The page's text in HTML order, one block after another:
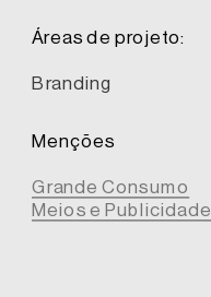
Áreas de projeto:
Branding
Menções
Grande Consumo
Meios e Publicidade